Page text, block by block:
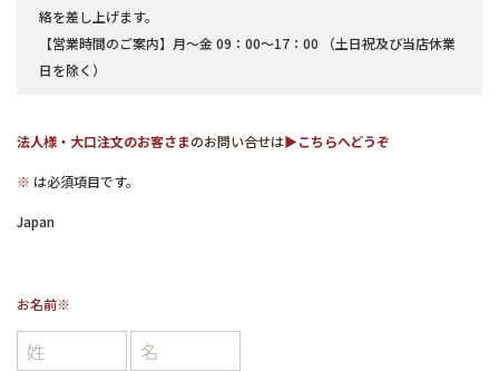
絡を差し上げます。
【営業時間のご案内】月〜金 09：00〜17：00 （土日祝及び当店休業
日を除く）
法人様・大口注文のお客さまのお問い合せは▶︎こちらへどうぞ
※ は必須項目です。
Japan
お名前※